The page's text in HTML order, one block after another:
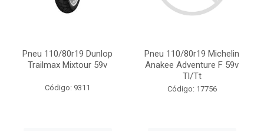
Pneu 110/80r19 Dunlop
Trailmax Mixtour 59v
Código: 9311
Pneu 110/80r19 Michelin
Anakee Adventure F 59v
Tl/Tt
Código: 17756